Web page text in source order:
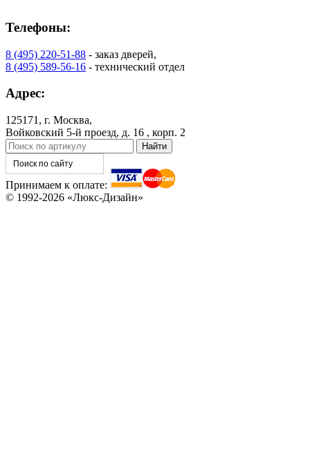
КНТ
Телефоны:
8 (495) 220-51-88 - заказ дверей,
8 (495) 589-56-16 - технический отдел
Адрес:
125171, г. Москва,
Войковский 5-й проезд, д. 16 , корп. 2
Принимаем к оплате:
© 1992-2026 «Люкс-Дизайн»